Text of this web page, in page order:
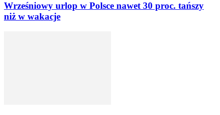
Wrześniowy urlop w Polsce nawet 30 proc. tańszy
niż w wakacje